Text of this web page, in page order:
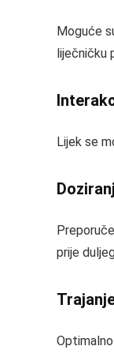
Moguće
liječničku
Lijek se
prije